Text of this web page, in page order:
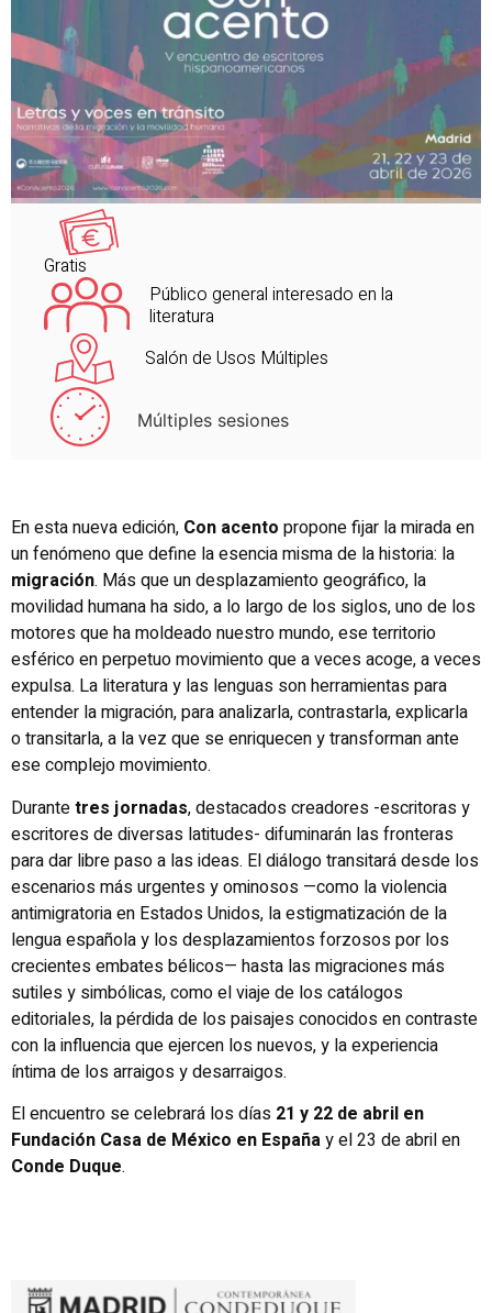
Gratis
Público general interesado en la
literatura
Salón de Usos Múltiples
Múltiples sesiones
En esta nueva edición, Con acento propone fijar la mirada en
un fenómeno que define la esencia misma de la historia: la
migración. Más que un desplazamiento geográfico, la
movilidad humana ha sido, a lo largo de los siglos, uno de los
motores que ha moldeado nuestro mundo, ese territorio
esférico en perpetuo movimiento que a veces acoge, a veces
expulsa. La literatura y las lenguas son herramientas para
entender la migración, para analizarla, contrastarla, explicarla
o transitarla, a la vez que se enriquecen y transforman ante
ese complejo movimiento.
Durantetres jornadas, destacados creadores -escritoras y
escritores de diversas latitudes- difuminarán las fronteras
para dar libre paso a las ideas. El diálogo transitará desde los
escenarios más urgentes y ominosos —como la violencia
antimigratoria en Estados Unidos, la estigmatización de la
lengua española y los desplazamientos forzosos por los
crecientes embates bélicos— hasta las migraciones más
sutiles y simbólicas, como el viaje de los catálogos
editoriales, la pérdida de los paisajes conocidos en contraste
con la influencia que ejercen los nuevos, y la experiencia
íntima de los arraigos y desarraigos.
El encuentro se celebrará los días 21 y 22 de abril en
Fundación Casa de México en Españay el 23 de abril en
Conde Duque.